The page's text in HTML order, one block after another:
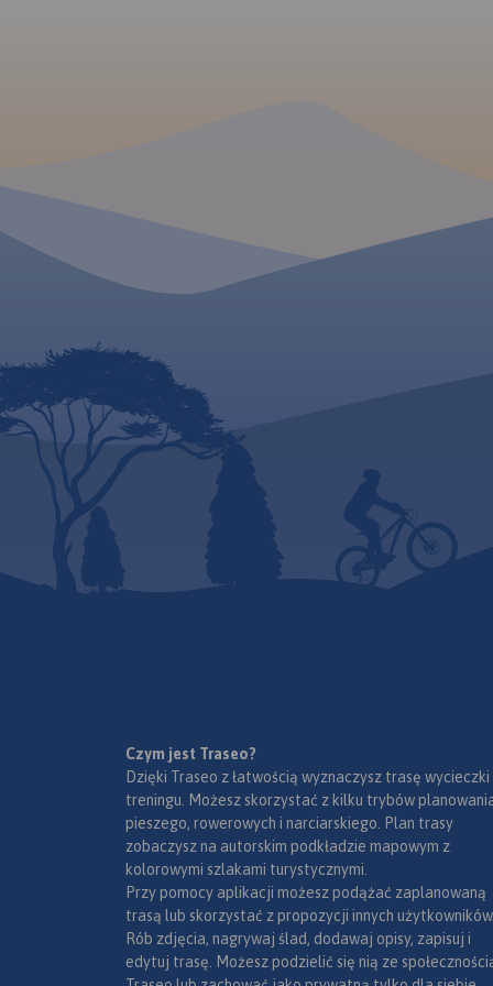
Czym jest Traseo?
Dzięki Traseo z łatwością wyznaczysz trasę wycieczki
treningu. Możesz skorzystać z kilku trybów
pieszego, rowerowych i narciarskiego. Plan trasy
zobaczysz na autorskim podkładzie mapowym z
kolorowymi szlakami turystycznymi.
Przy pomocy aplikacji możesz podążać zaplanowaną
trasą lub skorzystać z propozycji innych użytkowników.
Rób zdjęcia, nagrywaj ślad, dodawaj opisy, zapisuj i
edytuj trasę. Możesz podzielić się nią ze